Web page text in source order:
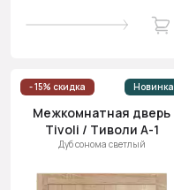
- 15% скидка Новинка
Межкомнатная дверь
Tivoli / Тиволи А-1
Дуб сонома светлый